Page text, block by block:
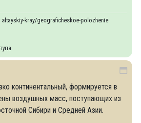
altayskiy-kray/geograficheskoe-polozhenie
континентальный, формируется в
воздушных масс, поступающих из
Сибири и Средней Азии.